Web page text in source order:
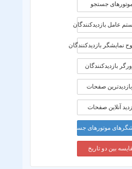
جستجو
عامل بازدیدکنندگان
نمایشگر بازدیدکنندگان
بازدیدکنندگان
صفحات
آنلاین صفحات
موتورهای جستجو
بین دو تاریخ